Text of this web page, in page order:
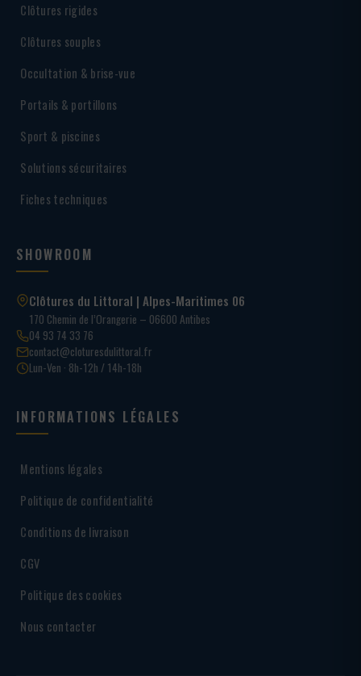
Clôtures rigides
Clôtures souples
Occultation & brise-vue
Portails & portillons
Sport & piscines
Solutions sécuritaires
Fiches techniques
SHOWROOM
Clôtures du Littoral | Alpes-Maritimes 06
170 Chemin de l’Orangerie – 06600 Antibes
04 93 74 33 76
contact@cloturesdulittoral.fr
Lun-Ven · 8h-12h / 14h-18h
INFORMATIONS LÉGALES
Mentions légales
Politique de confidentialité
Conditions de livraison
CGV
Politique des cookies
Nous contacter